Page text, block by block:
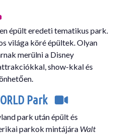
épült eredeti tematikus park.
világa köré épültek. Olyan
merülni a Disney
show-kkal és
Park
park után épült és
parkok mintájára Walt